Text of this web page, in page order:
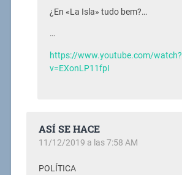
¿En «La Isla» tudo bem?…
…
https://www.youtube.com/watch?
v=EXonLP11fpI
ASÍ SE HACE
11/12/2019 a las 7:58 AM
POLÍTICA